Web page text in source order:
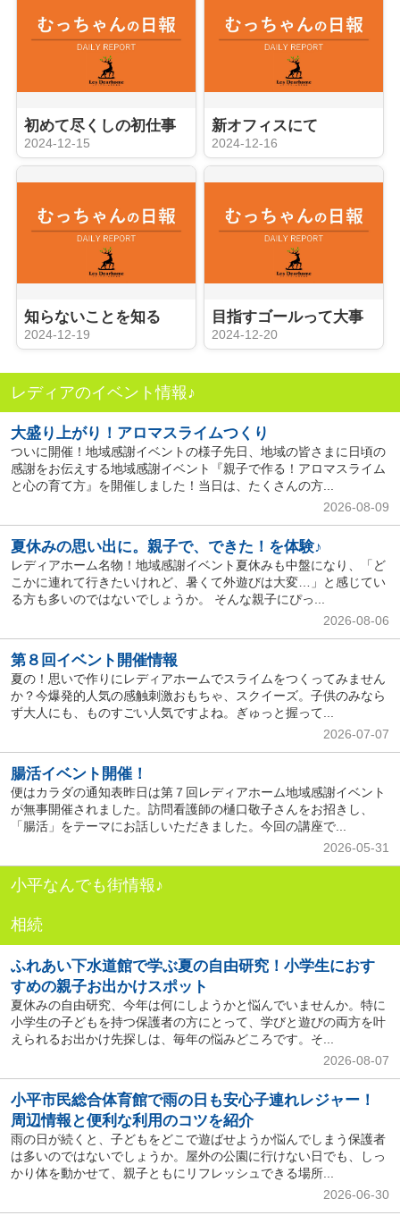
初めて尽くしの初仕事
2024-12-15
新オフィスにて
2024-12-16
知らないことを知る
2024-12-19
目指すゴールって大事
2024-12-20
レディアのイベント情報♪
大盛り上がり！アロマスライムつくり
ついに開催！地域感謝イベントの様子先日、地域の皆さまに日頃の
感謝をお伝えする地域感謝イベント『親子で作る！アロマスライム
と心の育て方』を開催しました！当日は、たくさんの方...
2026-08-09
夏休みの思い出に。親子で、できた！を体験♪
レディアホーム名物！地域感謝イベント夏休みも中盤になり、「ど
こかに連れて行きたいけれど、暑くて外遊びは大変…」と感じてい
る方も多いのではないでしょうか。 そんな親子にぴっ...
2026-08-06
第８回イベント開催情報
夏の！思いで作りにレディアホームでスライムをつくってみません
か？今爆発的人気の感触刺激おもちゃ、スクイーズ。子供のみなら
ず大人にも、ものすごい人気ですよね。ぎゅっと握って...
2026-07-07
腸活イベント開催！
便はカラダの通知表昨日は第７回レディアホーム地域感謝イベント
が無事開催されました。訪問看護師の樋口敬子さんをお招きし、
「腸活」をテーマにお話しいただきました。今回の講座で...
2026-05-31
小平なんでも街情報♪
相続
ふれあい下水道館で学ぶ夏の自由研究！小学生におす
すめの親子お出かけスポット
夏休みの自由研究、今年は何にしようかと悩んでいませんか。特に
小学生の子どもを持つ保護者の方にとって、学びと遊びの両方を叶
えられるお出かけ先探しは、毎年の悩みどころです。そ...
2026-08-07
小平市民総合体育館で雨の日も安心子連れレジャー！
周辺情報と便利な利用のコツを紹介
雨の日が続くと、子どもをどこで遊ばせようか悩んでしまう保護者
は多いのではないでしょうか。屋外の公園に行けない日でも、しっ
かり体を動かせて、親子ともにリフレッシュできる場所...
2026-06-30